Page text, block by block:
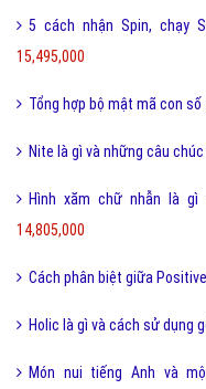
5 cách nhận Spin, chạy
15,495,000
Tổng hợp bộ mật mã con
Nite là gì và những câu
Hình xăm chữ nhẫn là
14,805,000
Cách phân biệt giữa
Holic là gì và cách sử dụng
Món nui tiếng Anh và